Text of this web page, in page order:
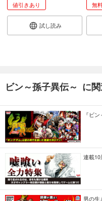
値引きあり
試し読み
無
ビン～孫子異伝～ に
『ビ
連載
男の生